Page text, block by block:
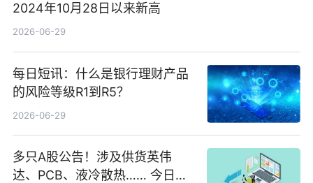
2024年10月28日以来新高
2026-06-29
每日短讯：什么是银行理财产品
的风险等级R1到R5？
2026-06-29
多只A股公告！涉及供货英伟
达、PCB、液冷散热…… 今日快